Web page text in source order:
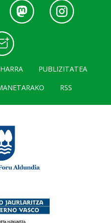
PUBLIZITATEA
RSS